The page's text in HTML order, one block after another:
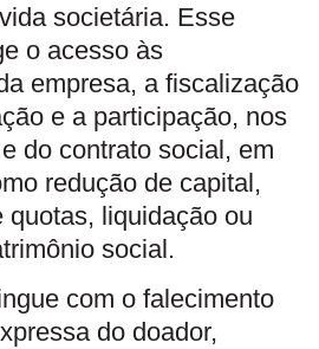
societária. Esse
o acesso às
empresa, a fiscalização
e a participação, nos
do contrato social, em
redução de capital,
quotas, liquidação ou
social.
com o falecimento
do doador,